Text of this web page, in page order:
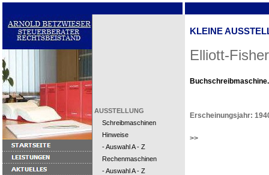
AUSSTELLUNG
Schreibmaschinen
Hinweise
- Auswahl A - Z
Rechenmaschinen
- Auswahl A - Z
KLEINE
Elliott-Fisher
Buchschreibmaschine.
Erscheinungsjahr:
>>